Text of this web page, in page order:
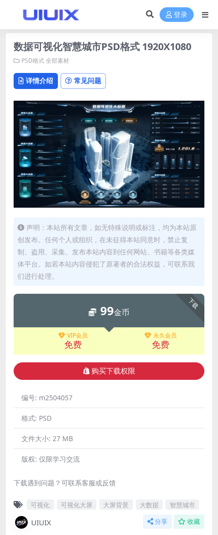
登录
数据可视化智慧城市PSD格式 1920X1080
PSD格式全部素材
详情介绍 常见问题
声明：本站所有文章，如无特殊说明或标注，均为本站原
创发布。任何个人或组织，在未征得本站同意时，禁止复
制、盗用、采集、发布本站内容到任何网站、书籍等各类媒
体平台。如若本站内容侵犯了原著者的合法权益，可联系我
们进行处理。
下载
99金币
VIP会员
免费
永久会员
免费
购买下载权限
编号: m2504057
格式: PSD
文件大小: 27 MB
版权: 仅限学习交流
下载遇到问题？可联系客服或反馈
可视化 可视化大屏 大屏背景 大数据 智慧城市
UIUIX 分享 收藏